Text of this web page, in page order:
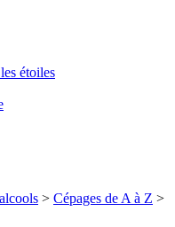
étoiles
> Cépages de A à Z >